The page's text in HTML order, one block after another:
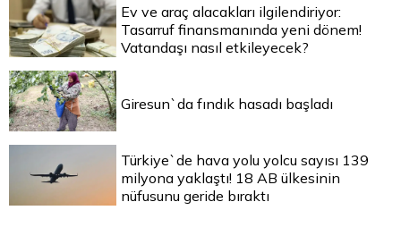
Ev ve araç alacakları ilgilendiriyor:
Tasarruf finansmanında yeni dönem!
Vatandaşı nasıl etkileyecek?
Giresun`da fındık hasadı başladı
Türkiye`de hava yolu yolcu sayısı 139
milyona yaklaştı! 18 AB ülkesinin
nüfusunu geride bıraktı